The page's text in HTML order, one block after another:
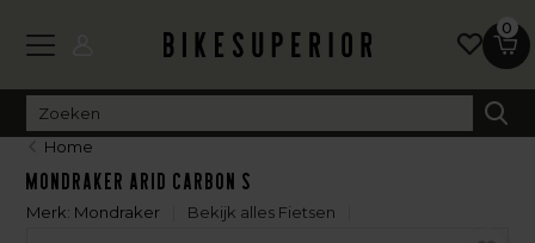
0
Home
Mondraker Arid Carbon S
Merk: Mondraker Bekijk alles Fietsen